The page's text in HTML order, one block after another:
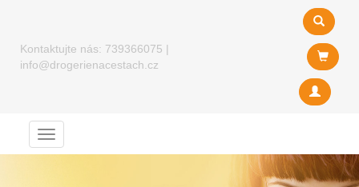
Kontaktujte nás: 739366075 |
info@drogerienacestach.cz
Menu